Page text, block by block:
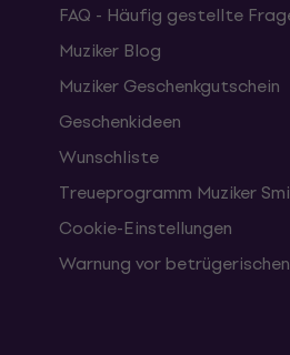
FAQ - Häufig gestellte
Muziker Blog
Muziker Geschenkgutschein
Geschenkideen
Wunschliste
Treueprogramm Muziker
Cookie-Einstellungen
Warnung vor